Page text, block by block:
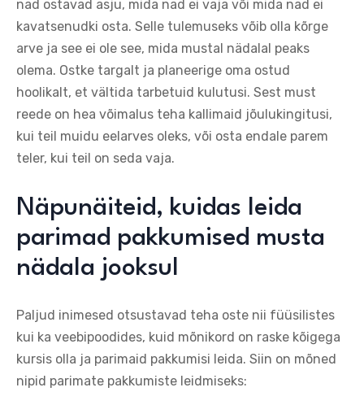
nad ostavad asju, mida nad ei vaja või mida nad ei
kavatsenudki osta. Selle tulemuseks võib olla kõrge
arve ja see ei ole see, mida mustal nädalal peaks
olema. Ostke targalt ja planeerige oma ostud
hoolikalt, et vältida tarbetuid kulutusi. Sest must
reede on hea võimalus teha kallimaid jõulukingitusi,
kui teil muidu eelarves oleks, või osta endale parem
teler, kui teil on seda vaja.
Näpunäiteid, kuidas leida
parimad pakkumised musta
nädala jooksul
Paljud inimesed otsustavad teha oste nii füüsilistes
kui ka veebipoodides, kuid mõnikord on raske kõigega
kursis olla ja parimaid pakkumisi leida. Siin on mõned
nipid parimate pakkumiste leidmiseks: